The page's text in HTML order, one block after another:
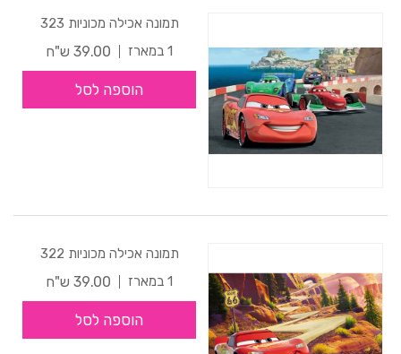
תמונה אכילה מכוניות 323
1 במארז
39.00 ש"ח
הוספה לסל
תמונה אכילה מכוניות 322
1 במארז
39.00 ש"ח
הוספה לסל